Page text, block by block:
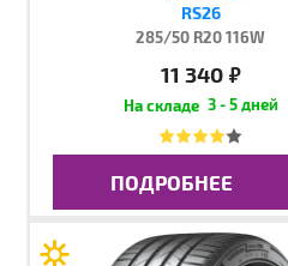
RS26
285/50 R20 116W
11 340 руб.
3 - 5 дней
ПОДРОБНЕЕ